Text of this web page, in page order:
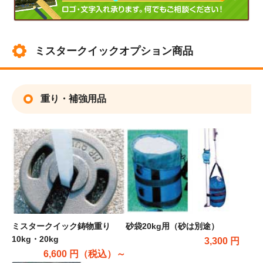
ミスタークイックオプション商品
重り・補強用品
ミスタークイック鋳物重り
10kg・20kg
6,600 円（税込）～
砂袋20kg用（砂は別途）
3,300 円